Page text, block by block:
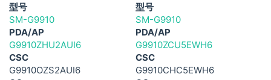
型号
SM-G9910
PDA/AP
G9910ZHU2AUI6
CSC
G9910OZS2AUI6
型号
SM-G9910
PDA/AP
G9910ZCU5EWH6
CSC
G9910CHC5EWH6